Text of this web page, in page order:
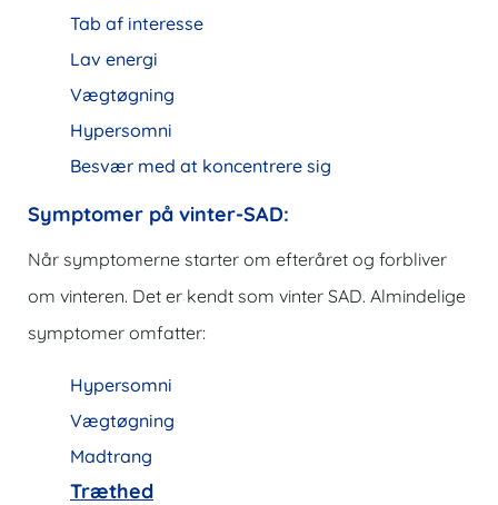
Tab af interesse
Lav energi
Vægtøgning
Hypersomni
Besvær med at koncentrere sig
Symptomer på vinter-SAD:
Når symptomerne starter om efteråret og forbliver
om vinteren. Det er kendt som vinter SAD. Almindelige
symptomer omfatter:
Hypersomni
Vægtøgning
Madtrang
Træthed